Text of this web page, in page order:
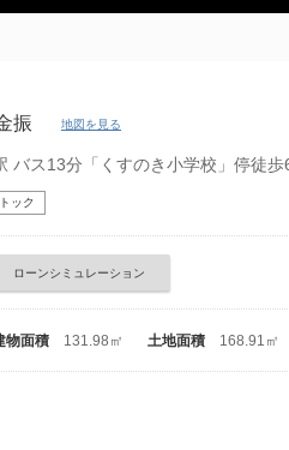
振 地図を見る
バス13分「くすのき小学校」停徒歩
ック
ローンシミュレーション
物面積 131.98㎡ 土地面積 168.91㎡